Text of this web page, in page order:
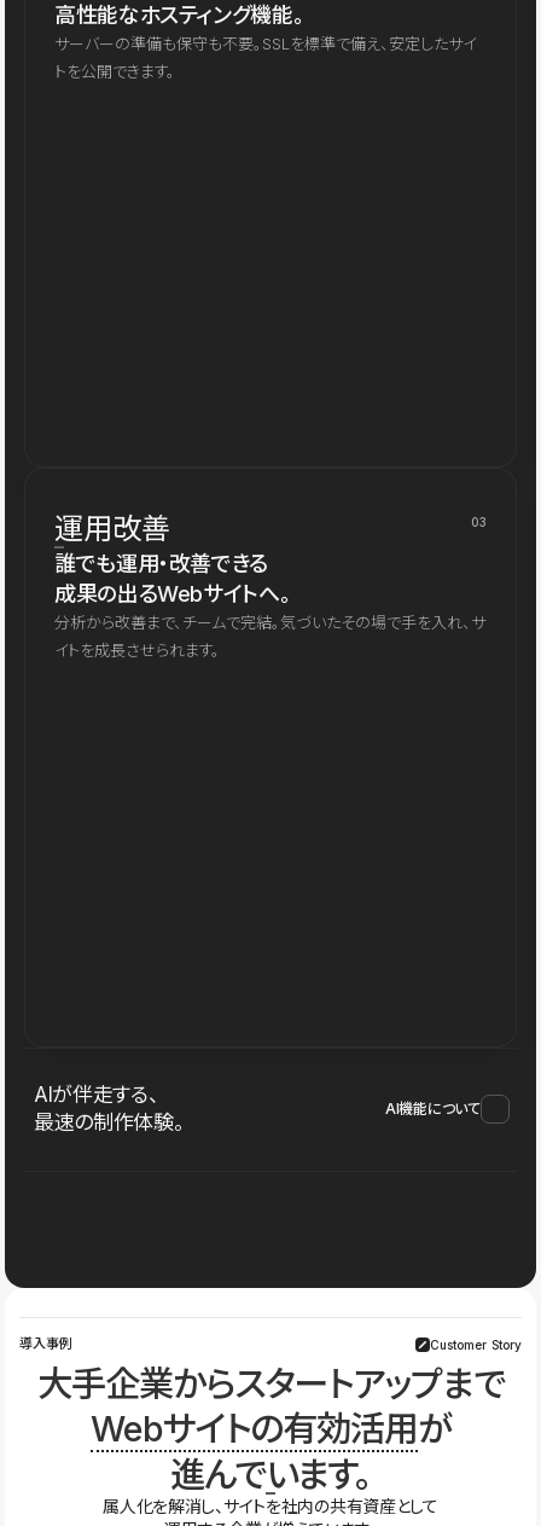
高性能なホスティング機能。
サーバーの準備も保守も不要。SSLを標準で備え、安定したサイ
トを公開できます。
運用改善 03
誰でも運用・改善できる
成果の出るWebサイトへ。
分析から改善まで、チームで完結。気づいたその場で手を入れ、サ
イトを成長させられます。
AIが伴走する、
最速の制作体験。
AI機能について
導入事例 Customer Story
大手企業からスタートアップまで
Webサイトの有効活用が
進んでいます。
属人化を解消し、サイトを社内の共有資産として